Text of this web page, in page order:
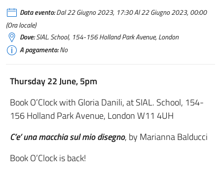
Data evento:Dal 22 Giugno 2023, 17:30 Al 22 Giugno 2023, 00:00
(Ora locale)
Dove:SIAL. School, 154-156 Holland Park Avenue, London
A pagamento:No
Thursday 22 June, 5pm
Book O’Clock with Gloria Danili, at SIAL. School, 154-
156 Holland Park Avenue, London W11 4UH
C’e’ una macchia sul mio disegno, by Marianna Balducci
Book O’Clock is back!